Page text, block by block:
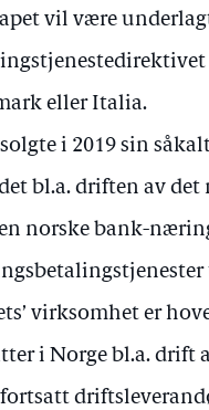
vil være
eller Italia.
i 2019 sin
bl.a. driften av
norske bank-
virksomhet er
i Norge bl.a. drift